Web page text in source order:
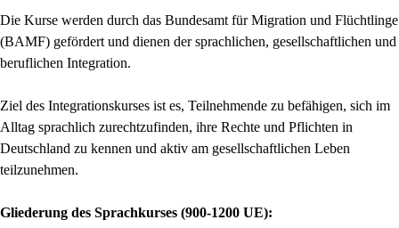
Die Kurse werden durch das Bundesamt für Migration und Flüchtlinge
(BAMF) gefördert und dienen der sprachlichen, gesellschaftlichen und
beruflichen Integration.
Ziel des Integrationskurses ist es, Teilnehmende zu befähigen, sich im
Alltag sprachlich zurechtzufinden, ihre Rechte und Pflichten in
Deutschland zu kennen und aktiv am gesellschaftlichen Leben
teilzunehmen.
Gliederung des Sprachkurses (900-1200 UE):